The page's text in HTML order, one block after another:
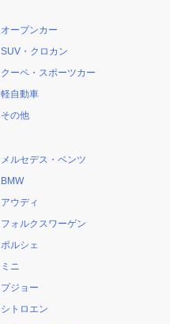
オープンカー
SUV・クロカン
クーペ・スポーツカー
軽自動車
その他
メルセデス・ベンツ
BMW
アウディ
フォルクスワーゲン
ポルシェ
ミニ
プジョー
シトロエン